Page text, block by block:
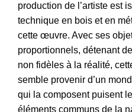
production de l’artiste est
technique en bois et en
cette œuvre. Avec ses
proportionnels, détenant
non fidèles à la réalité,
semble provenir d’un
qui la composent puisent
éléments communs de la